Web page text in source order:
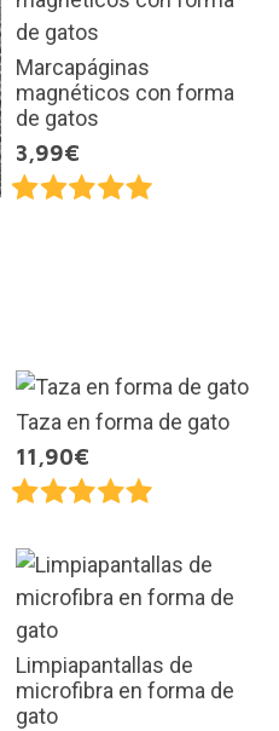
Marcapáginas
magnéticos con forma
de gatos
3,99€
Taza en forma de gato
11,90€
Limpiapantallas de
microfibra en forma de
gato